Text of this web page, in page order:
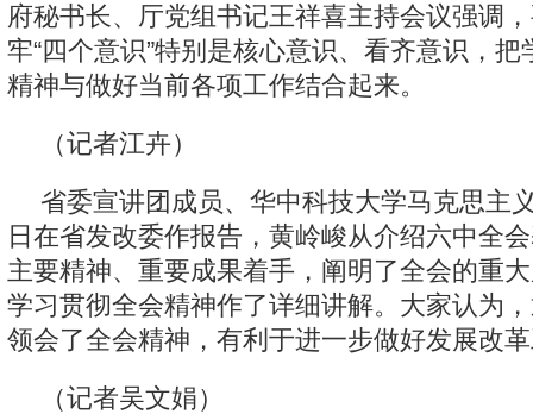
府秘书长、厅党组书记王祥喜主持会议强调
牢“四个意识”特别是核心意识、看齐意识，
精神与做好当前各项工作结合起来。
（记者江卉）
省委宣讲团成员、华中科技大学马克思主
日在省发改委作报告，黄岭峻从介绍六中全
主要精神、重要成果着手，阐明了全会的重
学习贯彻全会精神作了详细讲解。大家认为
领会了全会精神，有利于进一步做好发展改
（记者吴文娟）